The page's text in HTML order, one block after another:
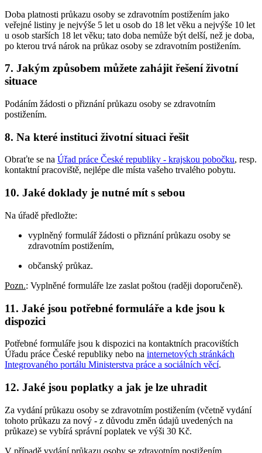
Doba platnosti průkazu osoby se zdravotním postižením jako
veřejné listiny je nejvýše 5 let u osob do 18 let věku a nejvýše 10 let
u osob starších 18 let věku; tato doba nemůže být delší, než je doba,
po kterou trvá nárok na průkaz osoby se zdravotním postižením.
7. Jakým způsobem můžete zahájit řešení životní
situace
Podáním žádosti o přiznání průkazu osoby se zdravotním
postižením.
8. Na které instituci životní situaci řešit
Obraťte se na Úřad práce České republiky - krajskou pobočku, resp.
kontaktní pracoviště, nejlépe dle místa vašeho trvalého pobytu.
10. Jaké doklady je nutné mít s sebou
Na úřadě předložte:
vyplněný formulář žádosti o přiznání průkazu osoby se
zdravotním postižením,
občanský průkaz.
Pozn.: Vyplněné formuláře lze zaslat poštou (raději doporučeně).
11. Jaké jsou potřebné formuláře a kde jsou k
dispozici
Potřebné formuláře jsou k dispozici na kontaktních pracovištích
Úřadu práce České republiky nebo na internetových stránkách
Integrovaného portálu Ministerstva práce a sociálních věcí.
12. Jaké jsou poplatky a jak je lze uhradit
Za vydání průkazu osoby se zdravotním postižením (včetně vydání
tohoto průkazu za nový - z důvodu změn údajů uvedených na
průkaze) se vybírá správní poplatek ve výši 30 Kč.
V případě vydání průkazu osoby se zdravotním postižením